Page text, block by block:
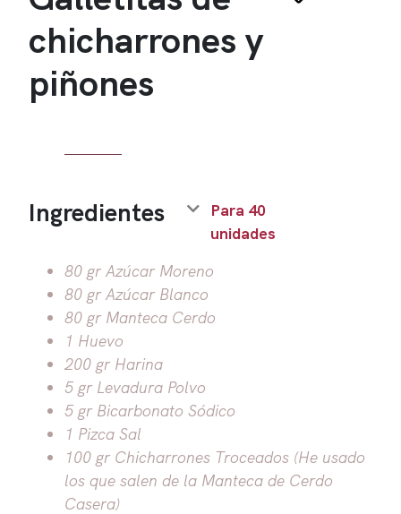
chicharrones y
piñones
Ingredientes
Para 40
unidades
80 gr Azúcar Moreno
80 gr Azúcar Blanco
80 gr Manteca Cerdo
1 Huevo
200 gr Harina
5 gr Levadura Polvo
5 gr Bicarbonato Sódico
1 Pizca Sal
100 gr Chicharrones Troceados (He usado
los que salen de la Manteca de Cerdo
Casera)